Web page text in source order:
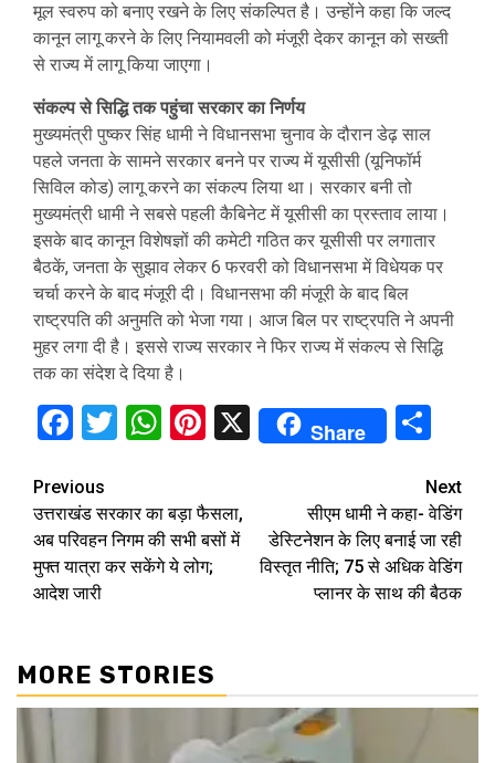
मूल स्वरुप को बनाए रखने के लिए संकल्पित है। उन्होंने कहा कि जल्द
कानून लागू करने के लिए नियामवली को मंजूरी देकर कानून को सख्ती
से राज्य में लागू किया जाएगा।
संकल्प से सिद्धि तक पहुंचा सरकार का निर्णय
मुख्यमंत्री पुष्कर सिंह धामी ने विधानसभा चुनाव के दौरान डेढ़ साल
पहले जनता के सामने सरकार बनने पर राज्य में यूसीसी (यूनिफॉर्म
सिविल कोड) लागू करने का संकल्प लिया था। सरकार बनी तो
मुख्यमंत्री धामी ने सबसे पहली कैबिनेट में यूसीसी का प्रस्ताव लाया।
इसके बाद कानून विशेषज्ञों की कमेटी गठित कर यूसीसी पर लगातार
बैठकें, जनता के सुझाव लेकर 6 फरवरी को विधानसभा में विधेयक पर
चर्चा करने के बाद मंजूरी दी। विधानसभा की मंजूरी के बाद बिल
राष्ट्रपति की अनुमति को भेजा गया। आज बिल पर राष्ट्रपति ने अपनी
मुहर लगा दी है। इससे राज्य सरकार ने फिर राज्य में संकल्प से सिद्धि
तक का संदेश दे दिया है।
Facebook
Twitter
WhatsApp
Pinterest
X Share
Continue
Reading
Previous
उत्तराखंड सरकार का बड़ा फैसला,
अब परिवहन निगम की सभी बसों में
मुफ्त यात्रा कर सकेंगे ये लोग;
आदेश जारी
Next
सीएम धामी ने कहा- वेडिंग
डेस्टिनेशन के लिए बनाई जा रही
विस्तृत नीति; 75 से अधिक वेडिंग
प्लानर के साथ की बैठक
MORE STORIES